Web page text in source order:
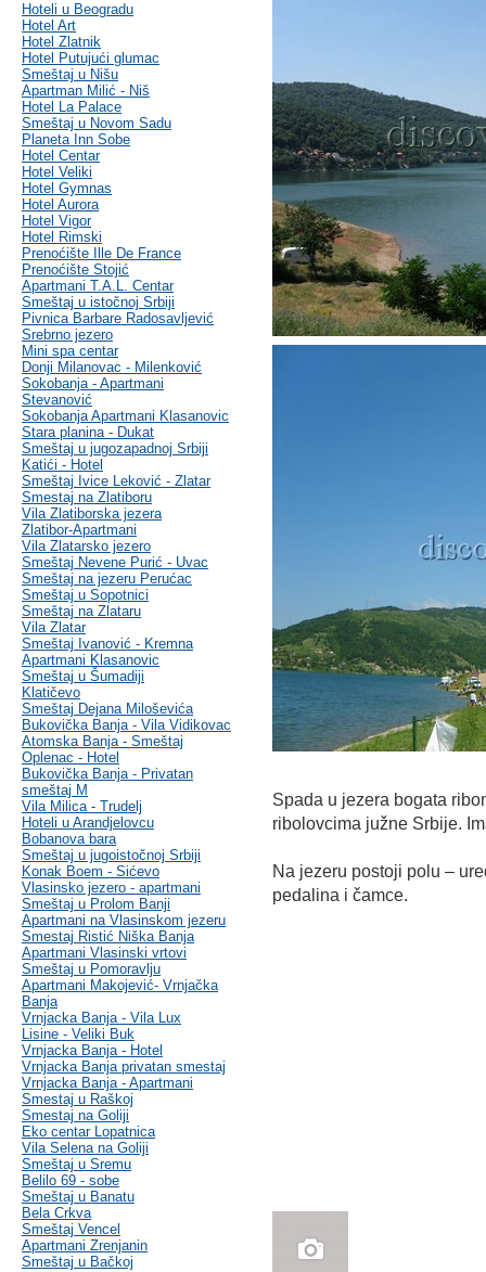
Hoteli u Beogradu
Hotel Art
Hotel Zlatnik
Hotel Putujući glumac
Smeštaj u Nišu
Apartman Milić - Niš
Hotel La Palace
Smeštaj u Novom Sadu
Planeta Inn Sobe
Hotel Centar
Hotel Veliki
Hotel Gymnas
Hotel Aurora
Hotel Vigor
Hotel Rimski
Prenoćište Ille De France
Prenoćište Stojić
Apartmani T.A.L. Centar
Smeštaj u istočnoj Srbiji
Pivnica Barbare Radosavljević
Srebrno jezero
Mini spa centar
Donji Milanovac - Milenković
Sokobanja - Apartmani
Stevanović
Sokobanja Apartmani Klasanovic
Stara planina - Dukat
Smeštaj u jugozapadnoj Srbiji
Katići - Hotel
Smeštaj Ivice Leković - Zlatar
Smestaj na Zlatiboru
Vila Zlatiborska jezera
Zlatibor-Apartmani
Vila Zlatarsko jezero
Smeštaj Nevene Purić - Uvac
Smeštaj na jezeru Perućac
Smeštaj u Sopotnici
Smeštaj na Zlataru
Vila Zlatar
Smeštaj Ivanović - Kremna
Apartmani Klasanovic
Smeštaj u Šumadiji
Klatičevo
Smeštaj Dejana Miloševića
Bukovička Banja - Vila Vidikovac
Atomska Banja - Smeštaj
Oplenac - Hotel
Bukovička Banja - Privatan
smeštaj M
Vila Milica - Trudelj
Hoteli u Arandjelovcu
Bobanova bara
Smeštaj u jugoistočnoj Srbiji
Konak Boem - Sićevo
Vlasinsko jezero - apartmani
Smeštaj u Prolom Banji
Apartmani na Vlasinskom jezeru
Smestaj Ristić Niška Banja
Apartmani Vlasinski vrtovi
Smeštaj u Pomoravlju
Apartmani Makojević- Vrnjačka
Banja
Vrnjacka Banja - Vila Lux
Lisine - Veliki Buk
Vrnjacka Banja - Hotel
Vrnjacka Banja privatan smestaj
Vrnjacka Banja - Apartmani
Smestaj u Raškoj
Smestaj na Goliji
Eko centar Lopatnica
Vila Selena na Goliji
Smeštaj u Sremu
Belilo 69 - sobe
Smeštaj u Banatu
Bela Crkva
Smeštaj Vencel
Apartmani Zrenjanin
Smeštaj u Bačkoj
Spada u jezera bogata
ribolovcima južne Srbije.
Na jezeru postoji polu –
pedalina i čamce.